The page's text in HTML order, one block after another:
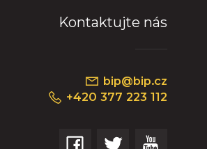
Kontaktujte nás
bip@bip.cz
+420 377 223 112